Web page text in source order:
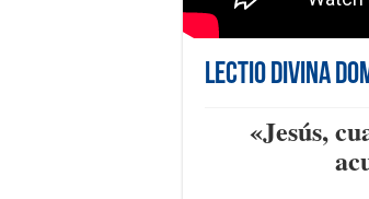
Lectio Divina
«Jesús,